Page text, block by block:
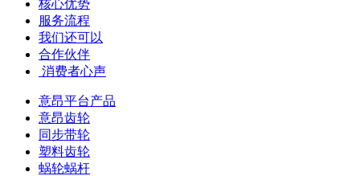
核心优势
服务流程
我们还可以
合作伙伴
​ 消费者心声
意昂平台产品
意昂齿轮
同步带轮
塑料齿轮
蜗轮蜗杆